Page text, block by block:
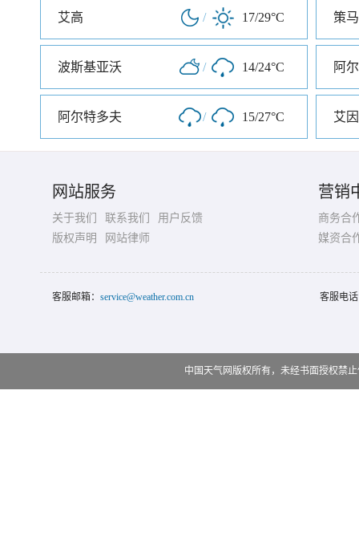
艾高 / 17/29°C 策
波斯基亚沃 / 14/24°C 阿
阿尔特多夫 / 15/27°C 艾
网站服务
关于我们 联系我们
用户反馈
版权声明
网站律师
营销
商务合
媒资合
客服邮箱： service@weather.com.cn 客服电
中国天气网版权所有，未经书面授权